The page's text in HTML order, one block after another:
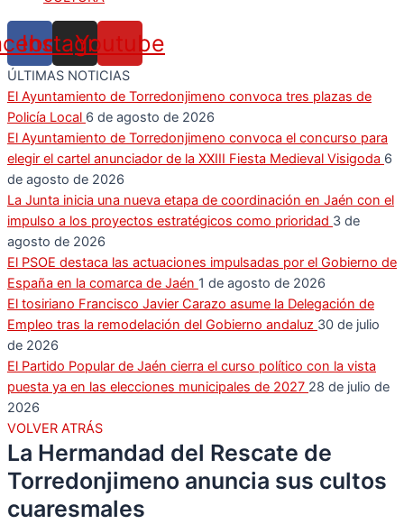
Instagram
Youtube
ÚLTIMAS NOTICIAS
El Ayuntamiento de Torredonjimeno convoca tres plazas de
Policía Local 6 de agosto de 2026
El Ayuntamiento de Torredonjimeno convoca el concurso para
elegir el cartel anunciador de la XXIII Fiesta Medieval Visigoda 6
de agosto de 2026
La Junta inicia una nueva etapa de coordinación en Jaén con el
impulso a los proyectos estratégicos como prioridad 3 de
agosto de 2026
El PSOE destaca las actuaciones impulsadas por el Gobierno de
España en la comarca de Jaén 1 de agosto de 2026
El tosiriano Francisco Javier Carazo asume la Delegación de
Empleo tras la remodelación del Gobierno andaluz 30 de julio
de 2026
El Partido Popular de Jaén cierra el curso político con la vista
puesta ya en las elecciones municipales de 2027 28 de julio de
2026
VOLVER ATRÁS
La Hermandad del Rescate de
Torredonjimeno anuncia sus cultos
cuaresmales